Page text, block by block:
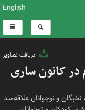
English
دریافت تصاویر
در کانون ساری
و نوجوانان علاقه‌مند